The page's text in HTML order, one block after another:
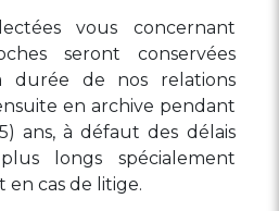
vous concernant
seront conservées
durée de nos relations
en archive pendant
ans, à défaut des délais
longs spécialement
cas de litige.